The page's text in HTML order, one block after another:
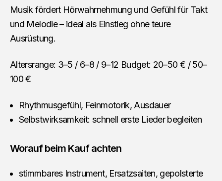
Musik fördert Hörwahrnehmung und Gefühl für Takt
und Melodie – ideal als Einstieg ohne teure
Ausrüstung.
Altersrange: 3–5 / 6–8 / 9–12 Budget: 20–50 € / 50–
100 €
Rhythmusgefühl, Feinmotorik, Ausdauer
Selbstwirksamkeit: schnell erste Lieder begleiten
Worauf beim Kauf achten
stimmbares Instrument, Ersatzsaiten, gepolsterte